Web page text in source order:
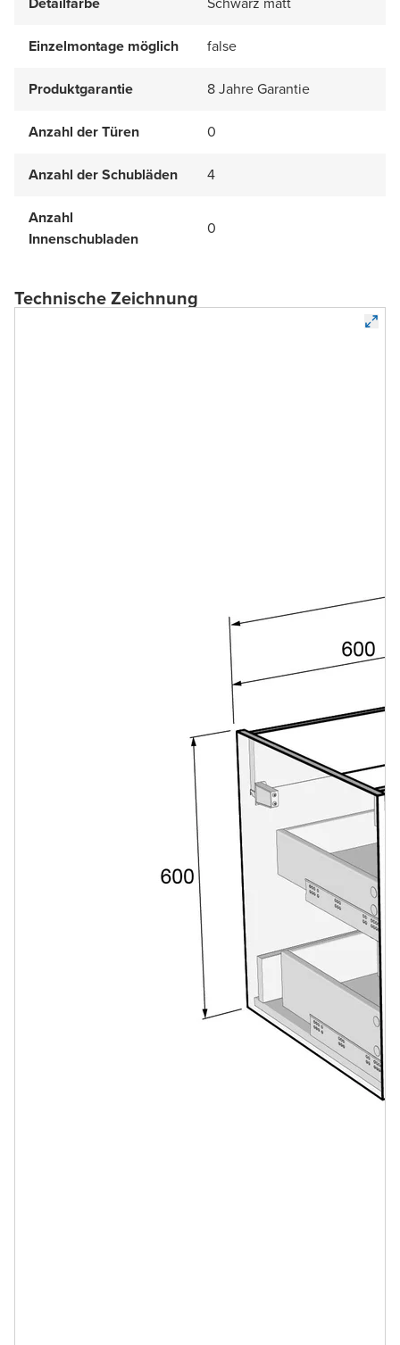
Einzelmontage möglich false
Produktgarantie 8 Jahre Garantie
Anzahl der Türen 0
Anzahl der Schubläden 4
Anzahl
Innenschubladen
0
Technische Zeichnung